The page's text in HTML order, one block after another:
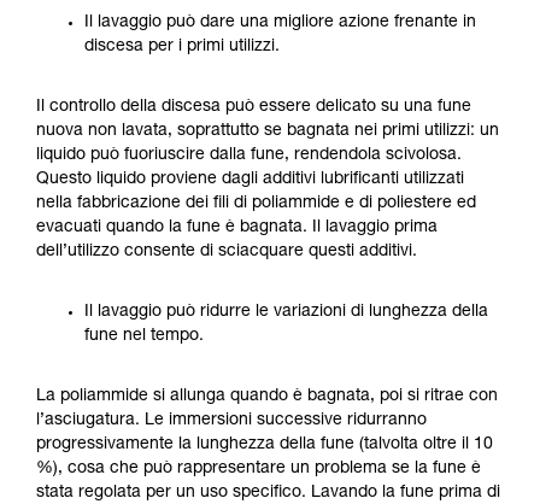
Il lavaggio può dare una migliore azione frenante in
discesa per i primi utilizzi.
Il controllo della discesa può essere delicato su una fune
nuova non lavata, soprattutto se bagnata nei primi utilizzi: un
liquido può fuoriuscire dalla fune, rendendola scivolosa.
Questo liquido proviene dagli additivi lubrificanti utilizzati
nella fabbricazione dei fili di poliammide e di poliestere ed
evacuati quando la fune è bagnata. Il lavaggio prima
dell’utilizzo consente di sciacquare questi additivi.
Il lavaggio può ridurre le variazioni di lunghezza della
fune nel tempo.
La poliammide si allunga quando è bagnata, poi si ritrae con
l’asciugatura. Le immersioni successive ridurranno
progressivamente la lunghezza della fune (talvolta oltre il 10
%), cosa che può rappresentare un problema se la fune è
stata regolata per un uso specifico. Lavando la fune prima di